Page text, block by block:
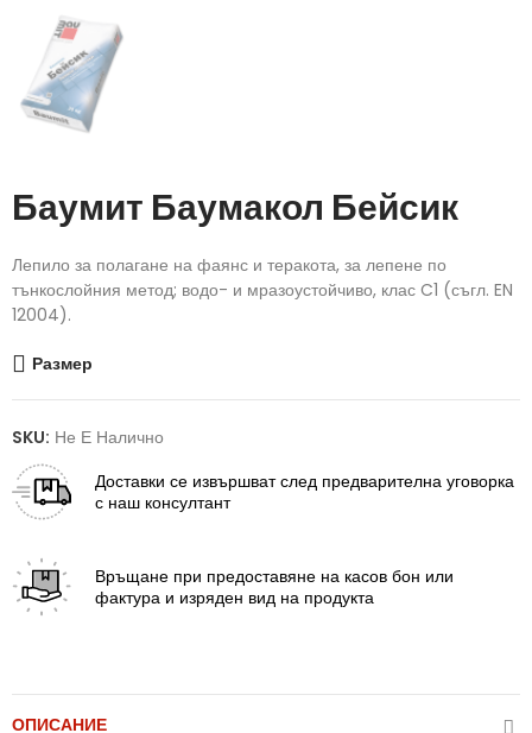
Баумит Баумакол Бейсик
Лепило за полагане на фаянс и теракота, за лепене по
тънкослойния метод; водо- и мразоустойчиво, клас C1 (съгл. EN
12004).
Размер
SKU: Не Е Налично
Доставки се извършват след предварителна уговорка
с наш консултант
Връщане при предоставяне на касов бон или
фактура и изряден вид на продукта
ОПИСАНИЕ